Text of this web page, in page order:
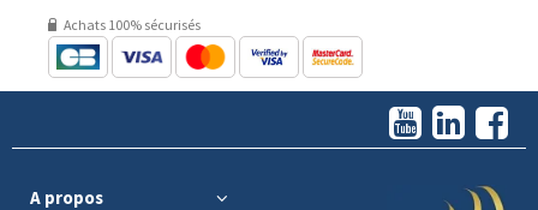
Achats 100% sécurisés
A propos